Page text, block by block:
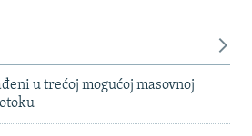
u trećoj mogućoj masovnoj